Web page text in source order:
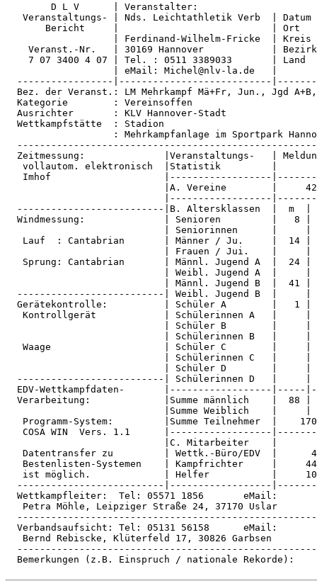
D L V      |
Veranstaltungs- | Nds. Leichtathletik Verb  |
Bericht     |
| Ferdinand-Wilhelm-Fricke  |
Veranst.-Nr.   | 30169 Hannover
7 07 3400 4 07 | Tel. : 0511 3389033       |
| eMail:
-----------------|---------------------------
Bez. der Veranst.: LM Mehrkampf Mä+Fr,
Kategorie        :
Ausrichter       : KLV
Wettkampfstätte
: Mehrkampfanlage im
Zeitmessung:              |Veranstaltungs-   |
vollautom. elektronisch  |Statistik         |
Imhof                    |------------------
|A. Vereine        |
|------------------
--------------------------|B. Altersklassen  |  m  |
Windmessung:              | Senioren         |   8 |
| Seniorinnen      |     |
Lauf  : Cantabrian       | Männer / Ju.     |  14 |
| Frauen / Jui.    |     |
Sprung: Cantabrian       | Männl. Jugend A  |  24 |
| Weibl. Jugend A  |     |
| Männl. Jugend B  |  41 |
--------------------------| Weibl. Jugend B  |     |
Gerätekontrolle:          | Schüler A        |   1 |
Kontrollgerät            | Schülerinnen A   |     |
| Schüler B        |     |
| Schülerinnen B   |     |
Waage                    | Schüler C        |     |
| Schülerinnen C   |     |
| Schüler D        |     |
--------------------------| Schülerinnen D   |     |
EDV-Wettkampfdaten-       |------------------|-----
Verarbeitung:             |Summe männlich    |  88 |
|Summe Weiblich    |     |
Programm-System:         |Summe Teilnehmer  |
COSA WIN  Vers. 1.1      |------------------
|C. Mitarbeiter    |
Datentransfer zu         | Wettk.-Büro/EDV  |
Bestenlisten-Systemen    | Kampfrichter     |
ist möglich.             | Helfer           |
--------------------------|------------------
Wettkampfleiter:  Tel: 05571
Petra Möhle, Leipziger Straße
Verbandsaufsicht: Tel: 05131
Bernd Rebiscke, Klüterfeld 17,
Bemerkungen (z.B. Einspruch /